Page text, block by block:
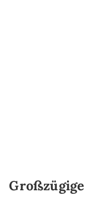
Großzügige